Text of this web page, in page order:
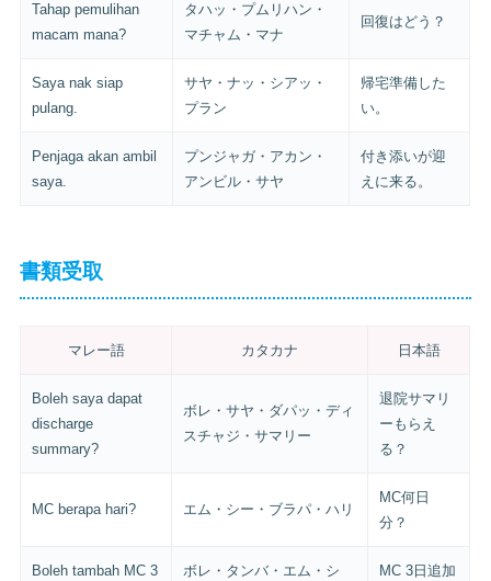
Tahap pemulihan
macam mana?
タハッ・プムリハン・
マチャム・マナ
回復はどう？
Saya nak siap
pulang.
サヤ・ナッ・シアッ・
プラン
帰宅準備した
い。
Penjaga akan ambil
saya.
プンジャガ・アカン・
アンビル・サヤ
付き添いが迎
えに来る。
書類受取
マレー語 カタカナ 日本語
Boleh saya dapat
discharge
summary?
ボレ・サヤ・ダパッ・ディ
スチャジ・サマリー
退院サマリ
ーもらえ
る？
MC berapa hari? エム・シー・ブラパ・ハリ
MC何日
分？
Boleh tambah MC 3
ボレ・タンバ・エム・シ
MC 3日追加